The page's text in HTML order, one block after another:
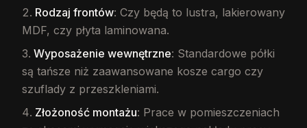
Rodzaj frontów: Czy będą to lustra, lakierowany
MDF, czy płyta laminowana.
Wyposażenie wewnętrzne: Standardowe półki
są tańsze niż zaawansowane kosze cargo czy
szuflady z przeszkleniami.
Złożoność montażu: Prace w pomieszczeniach